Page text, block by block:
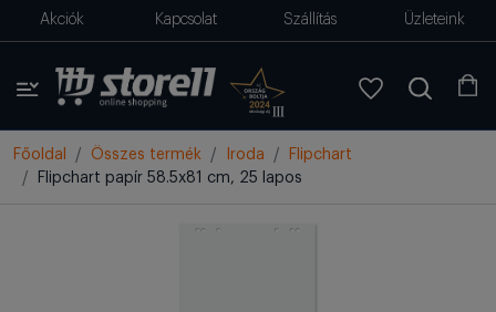
Akciók Kapcsolat Szállítás Üzleteink
Főoldal Összes termék Iroda
Flipchart
Flipchart papír 58.5x81 cm, 25 lapos